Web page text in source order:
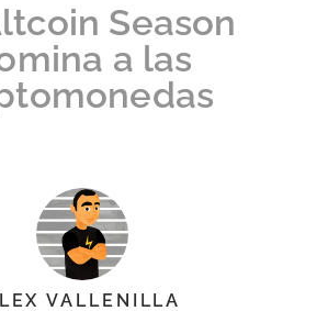
Season
a las
VALLENILLA